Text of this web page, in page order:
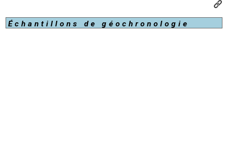
Échantillons de géochronologie